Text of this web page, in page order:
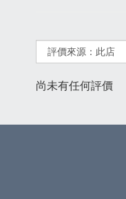
尚未有任何評價